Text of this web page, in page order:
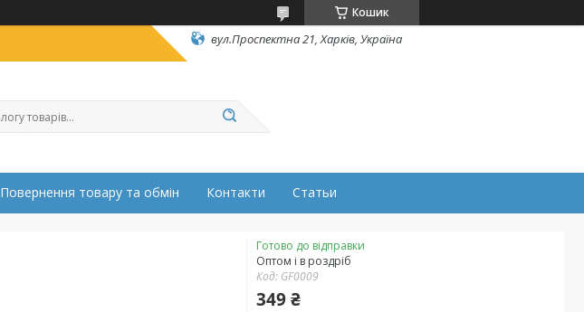
Кошик
вул.Проспектна 21, Харків, Україна
Повернення товару та обмін Контакти Статьи
Готово до відправки
Оптом і в роздріб
Код: GF0009
349 ₴